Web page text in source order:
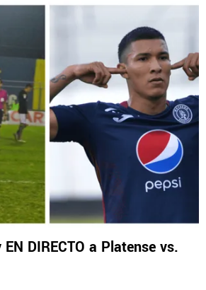
DIRECTO a Platense vs.